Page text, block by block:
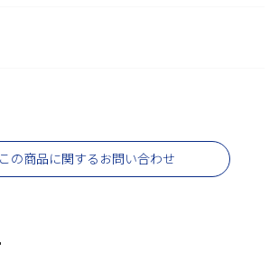
この商品に関するお問い合わせ